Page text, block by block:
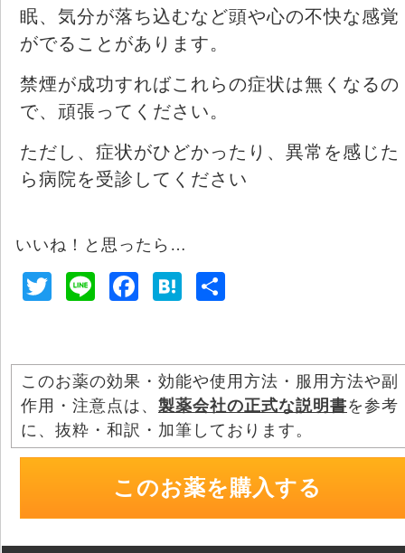
眠、気分が落ち込むなど頭や心の不快な感覚
がでることがあります。
禁煙が成功すればこれらの症状は無くなるの
で、頑張ってください。
ただし、症状がひどかったり、異常を感じた
ら病院を受診してください
いいね！と思ったら…
T
er
Li
e
b
o
o
k
H
n
a
このお薬の効果・効能や使用方法・服用方法や副
作用・注意点は、 製薬会社の正式な説明書を参考
に、抜粋・和訳・加筆しております。
このお薬を購入する